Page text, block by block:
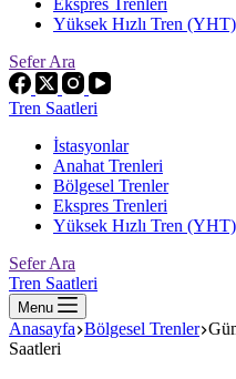
Ekspres Trenleri
Yüksek Hızlı Tren (YHT)
Sefer Ara
Tren Saatleri
İstasyonlar
Anahat Trenleri
Bölgesel Trenler
Ekspres Trenleri
Yüksek Hızlı Tren (YHT)
Sefer Ara
Tren Saatleri
Menu
Anasayfa Bölgesel Trenler
Saatleri